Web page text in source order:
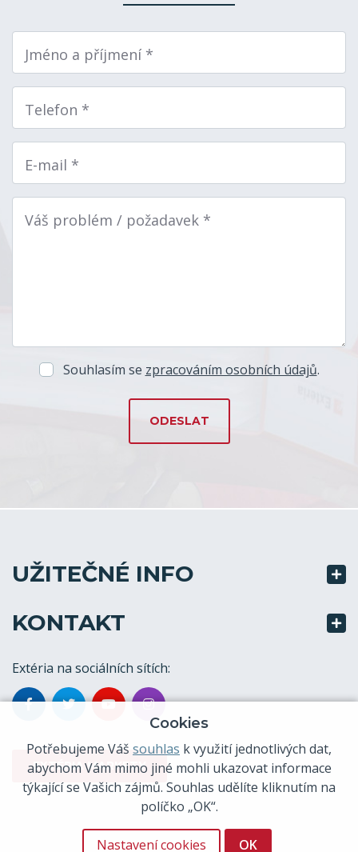
Jméno a příjmení *
Telefon *
E-mail *
Váš problém / požadavek *
Souhlasím se zpracováním osobních údajů.
UŽITEČNÉ INFO
KONTAKT
Extéria na sociálních sítích:
EXTÉRIA MARKETY
Cookies
Potřebujeme Váš souhlas k využití jednotlivých dat,
abychom Vám mimo jiné mohli ukazovat informace
týkající se Vašich zájmů. Souhlas udělíte kliknutím na
políčko „OK“.
Nastavení cookies OK